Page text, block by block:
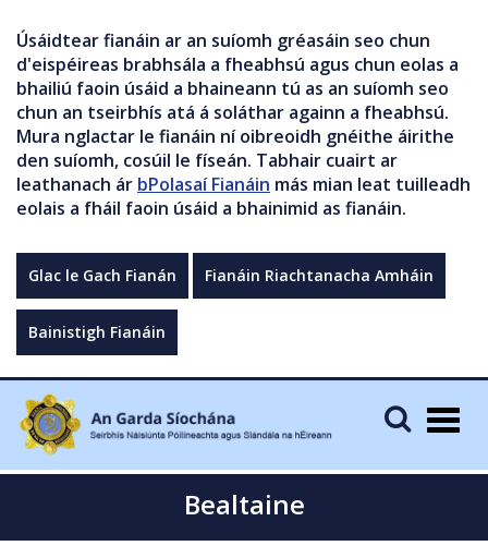
Úsáidtear fianáin ar an suíomh gréasáin seo chun
d'eispéireas brabhsála a fheabhsú agus chun eolas a
bhailiú faoin úsáid a bhaineann tú as an suíomh seo
chun an tseirbhís atá á soláthar againn a fheabhsú.
Mura nglactar le fianáin ní oibreoidh gnéithe áirithe
den suíomh, cosúil le físeán. Tabhair cuairt ar
leathanach ár bPolasaí Fianáin más mian leat tuilleadh
eolais a fháil faoin úsáid a bhainimid as fianáin.
Glac le Gach Fianán Fianáin Riachtanacha Amháin
Bainistigh Fianáin
Bealtaine